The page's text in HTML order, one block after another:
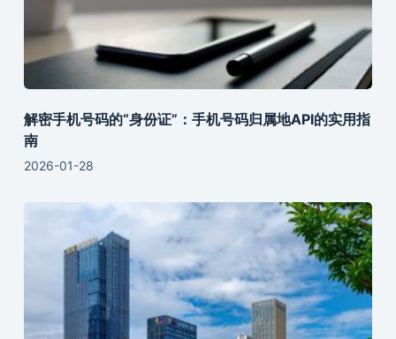
解密手机号码的“身份证”：手机号码归属地API的实用指
南
2026-01-28